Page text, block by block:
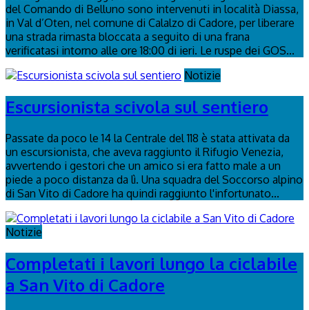
del Comando di Belluno sono intervenuti in località Diassa,
in Val d’Oten, nel comune di Calalzo di Cadore, per liberare
una strada rimasta bloccata a seguito di una frana
verificatasi intorno alle ore 18:00 di ieri. Le ruspe dei GOS...
Notizie
Escursionista scivola sul sentiero
Passate da poco le 14 la Centrale del 118 è stata attivata da
un escursionista, che aveva raggiunto il Rifugio Venezia,
avvertendo i gestori che un amico si era fatto male a un
piede a poco distanza da lì. Una squadra del Soccorso alpino
di San Vito di Cadore ha quindi raggiunto l'infortunato...
Notizie
Completati i lavori lungo la ciclabile
a San Vito di Cadore